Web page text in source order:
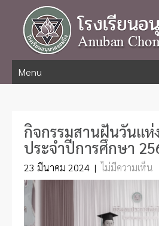
Menu
กิจกรรมสานฝันวันแห่
ประจำปีการศึกษา
23 มีนาคม 2024 | ไม่มีความเห็น